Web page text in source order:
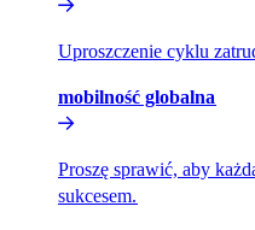
Uproszczenie cyklu
mobilność globalna​​
Proszę sprawić, aby
sukcesem.​​